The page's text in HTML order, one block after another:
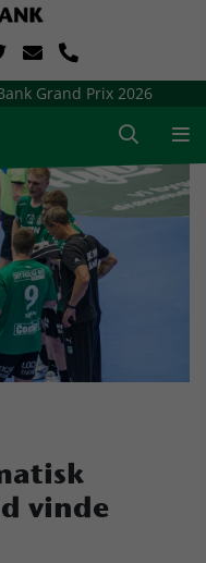
Grand Prix 2026
vinde